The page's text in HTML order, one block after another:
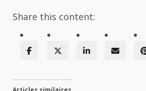
Share this content: